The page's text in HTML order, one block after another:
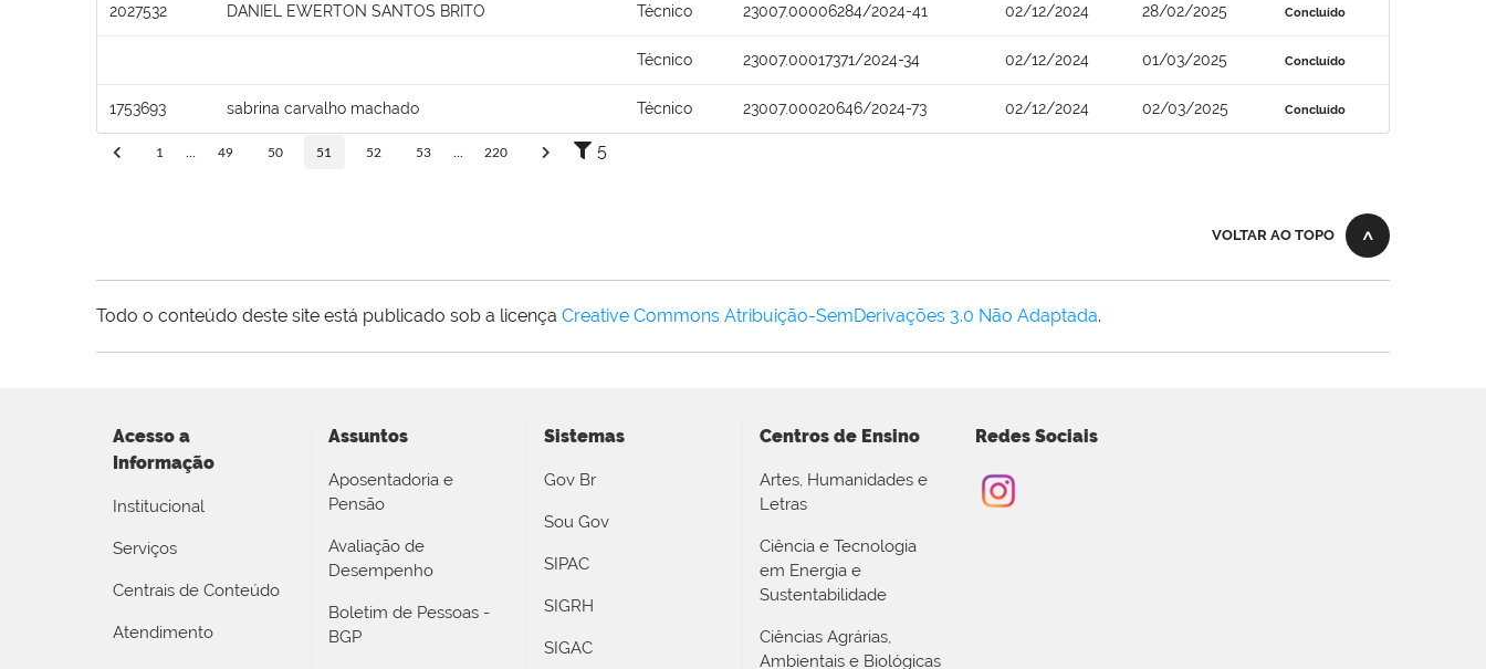
2027532 DANIEL EWERTON SANTOS BRITO Técnico 23007.00006284/2024-41 02/12/2024 28/02/2025 Concluído
Técnico 23007.00017371/2024-34 02/12/2024 01/03/2025 Concluído
1753693 sabrina carvalho machado Técnico 23007.00020646/2024-73 02/12/2024 02/03/2025 Concluído
1 49 50 51 52 53 220 5
VOLTAR AO TOPO
Todo o conteúdo deste site está publicado sob a licença Creative Commons Atribuição-SemDerivações 3.0 Não Adaptada.
Acesso a
Informação
Institucional
Serviços
Centrais de Conteúdo
Atendimento
Assuntos
Aposentadoria e
Pensão
Avaliação de
Desempenho
Boletim de Pessoas -
BGP
Sistemas
Gov Br
Sou Gov
SIPAC
SIGRH
SIGAC
Centros de Ensino
Artes, Humanidades e
Letras
Ciência e Tecnologia
em Energia e
Sustentabilidade
Ciências Agrárias,
Ambientais e Biológicas
Redes Sociais